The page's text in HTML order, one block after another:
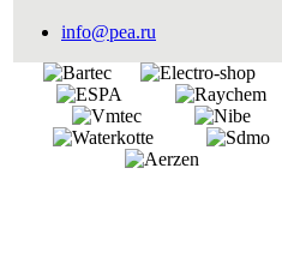
info@pea.ru